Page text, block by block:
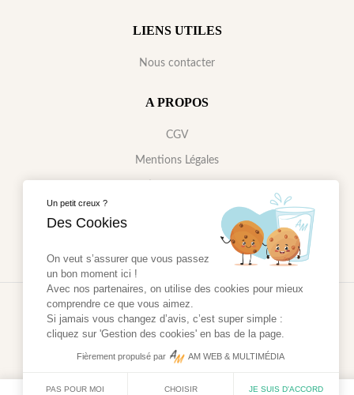
LIENS UTILES
Nous contacter
A PROPOS
CGV
Mentions Légales
Données Personnelles
2024 - Réalisé parAM WEB & MULTIMÉDIA
Un petit creux ?
Des Cookies
On veut s’assurer que vous passez
un bon moment ici !
Avec nos partenaires, on utilise des cookies pour mieux
comprendre ce que vous aimez.
Si jamais vous changez d’avis, c’est super simple :
cliquez sur 'Gestion des cookies' en bas de la page.
Fièrement propulsé par AM WEB & MULTIMÉDIA
PAS POUR MOI CHOISIR JE SUIS D'ACCORD